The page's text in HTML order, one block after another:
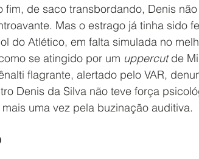
fim, de saco transbordando, Denis
Mas o estrago já tinha sido
do Atlético, em falta simulada no
se atingido por um uppercut de
flagrante, alertado pelo VAR,
Denis da Silva não teve força
uma vez pela buzinação auditiva.